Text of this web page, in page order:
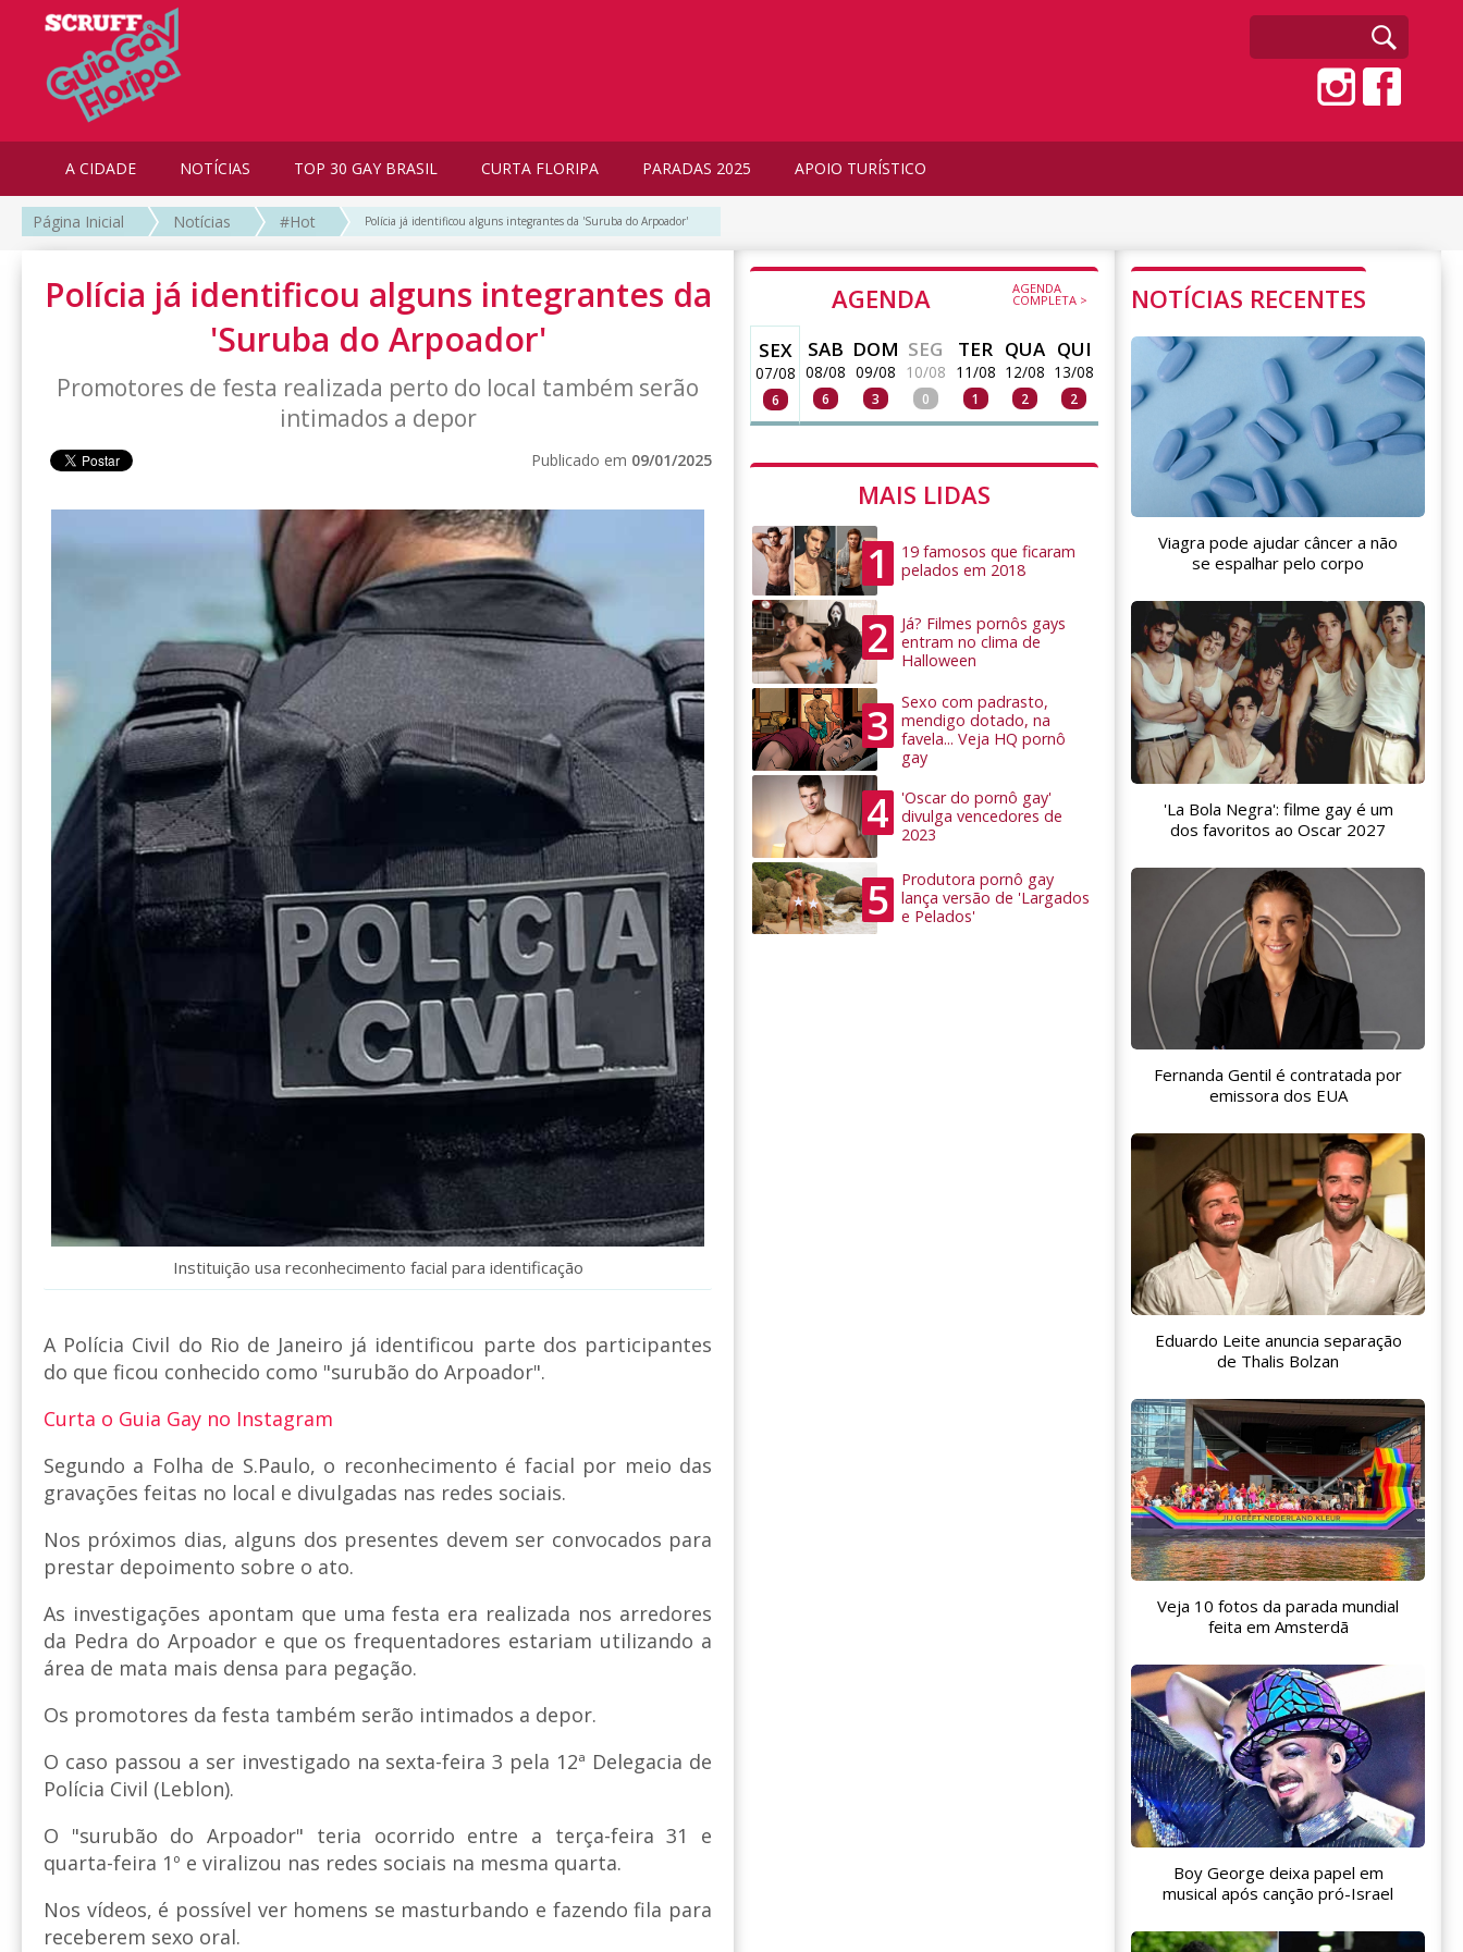
A CIDADE NOTÍCIAS TOP 30 GAY BRASIL CURTA FLORIPA PARADAS 2025 APOIO TURÍSTICO
Página Inicial Notícias #Hot Polícia já identificou alguns integrantes da 'Suruba do Arpoador'
Polícia já identificou alguns integrantes da
'Suruba do Arpoador'
Promotores de festa realizada perto do local também serão
intimados a depor
Publicado em 09/01/2025
Instituição usa reconhecimento facial para identificação
A Polícia Civil do Rio de Janeiro já identificou parte dos participantes
do que ficou conhecido como "surubão do Arpoador".
Curta o Guia Gay no Instagram
Segundo a Folha de S.Paulo, o reconhecimento é facial por meio das
gravações feitas no local e divulgadas nas redes sociais.
Nos próximos dias, alguns dos presentes devem ser convocados para
prestar depoimento sobre o ato.
As investigações apontam que uma festa era realizada nos arredores
da Pedra do Arpoador e que os frequentadores estariam utilizando a
área de mata mais densa para pegação.
Os promotores da festa também serão intimados a depor.
O caso passou a ser investigado na sexta-feira 3 pela 12ª Delegacia de
Polícia Civil (Leblon).
O "surubão do Arpoador" teria ocorrido entre a terça-feira 31 e
quarta-feira 1º e viralizou nas redes sociais na mesma quarta.
Nos vídeos, é possível ver homens se masturbando e fazendo fila para
receberem sexo oral.
AGENDA AGENDA
COMPLETA >
SEX
07/08
6
SAB
08/08
6
DOM
09/08
3
SEG
10/08
0
TER
11/08
1
QUA
12/08
2
QUI
13/08
2
MAIS LIDAS
1
19 famosos que ficaram
pelados em 2018
2
Já? Filmes pornôs gays
entram no clima de
Halloween
3
Sexo com padrasto,
mendigo dotado, na
favela... Veja HQ pornô
gay
4
'Oscar do pornô gay'
divulga vencedores de
2023
5
Produtora pornô gay
lança versão de 'Largados
e Pelados'
NOTÍCIAS RECENTES
Viagra pode ajudar câncer a não
se espalhar pelo corpo
'La Bola Negra': filme gay é um
dos favoritos ao Oscar 2027
Fernanda Gentil é contratada por
emissora dos EUA
Eduardo Leite anuncia separação
de Thalis Bolzan
Veja 10 fotos da parada mundial
feita em Amsterdã
Boy George deixa papel em
musical após canção pró-Israel